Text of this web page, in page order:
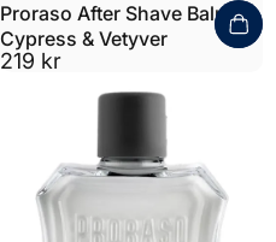
Proraso After Shave Balm
Cypress & Vetyver
219 kr